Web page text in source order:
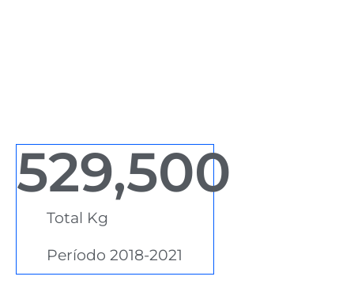
Total Kg
Período 2018-2021
529,500